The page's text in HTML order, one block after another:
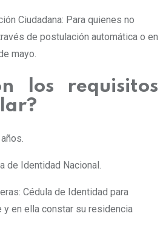
Ciudadana: Para quienes no
de postulación automática o en
mayo.
los requisitos
de Identidad Nacional.
Cédula de Identidad para
y en ella constar su residencia